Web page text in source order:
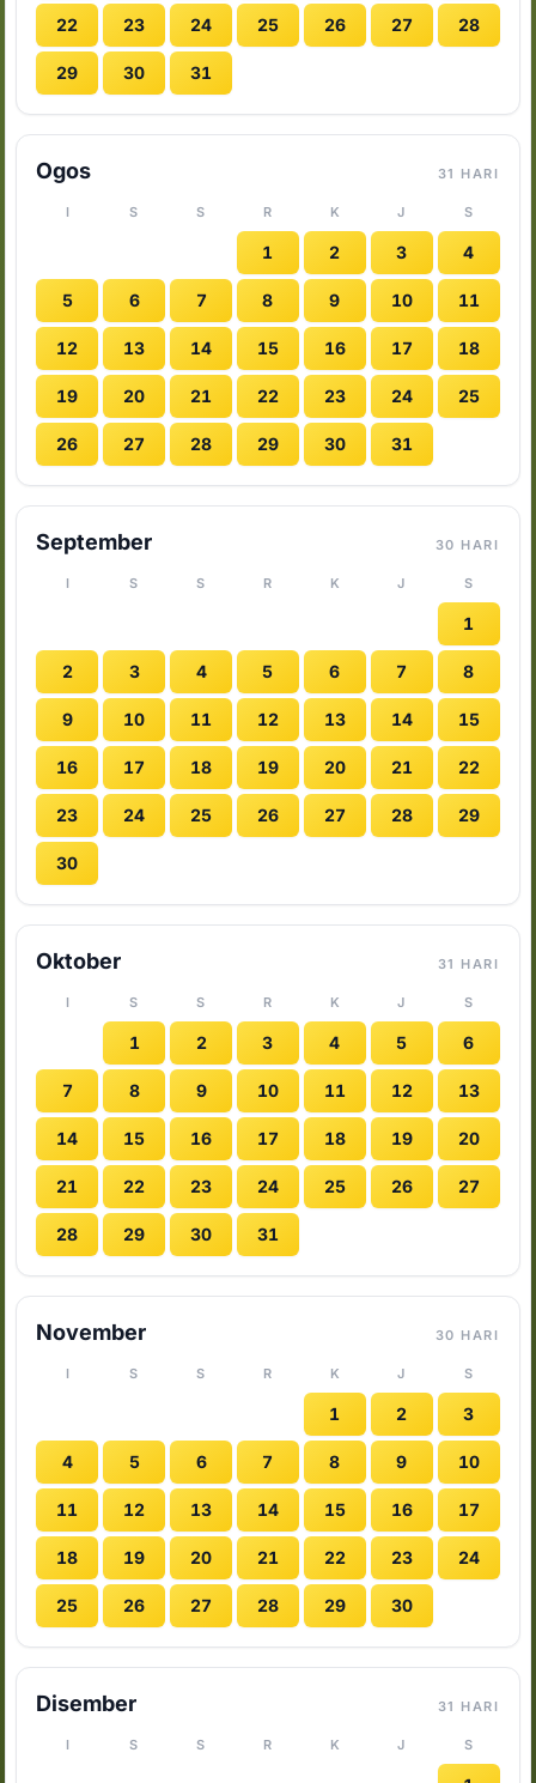
22 23 24 25 26 27 28
29 30 31
Ogos 31 HARI
I S S R K J S
1 2 3 4
5 6 7 8 9 10 11
12 13 14 15 16 17 18
19 20 21 22 23 24 25
26 27 28 29 30 31
September 30 HARI
I S S R K J S
1
2 3 4 5 6 7 8
9 10 11 12 13 14 15
16 17 18 19 20 21 22
23 24 25 26 27 28 29
30
Oktober 31 HARI
I S S R K J S
1 2 3 4 5 6
7 8 9 10 11 12 13
14 15 16 17 18 19 20
21 22 23 24 25 26 27
28 29 30 31
November 30 HARI
I S S R K J S
1 2 3
4 5 6 7 8 9 10
11 12 13 14 15 16 17
18 19 20 21 22 23 24
25 26 27 28 29 30
Disember 31 HARI
I S S R K J S